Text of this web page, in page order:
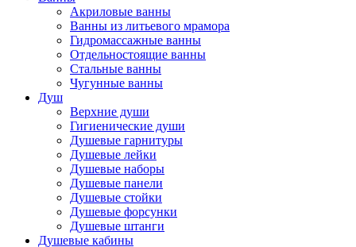
Акриловые ванны
Ванны из литьевого мрамора
Гидромассажные ванны
Отдельностоящие ванны
Стальные ванны
Чугунные ванны
Душ
Верхние души
Гигиенические души
Душевые гарнитуры
Душевые лейки
Душевые наборы
Душевые панели
Душевые стойки
Душевые форсунки
Душевые штанги
Душевые кабины